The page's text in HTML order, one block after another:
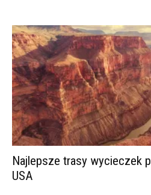
Najlepsze trasy wycieczek
USA